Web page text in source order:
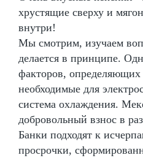
хрустящие сверху и
внутри!
Мы смотрим, изучаем
делается в принципе.
факторов,
необходимые для
система охлаждения.
добровольный взнос в
Банки подходят к
просрочки,